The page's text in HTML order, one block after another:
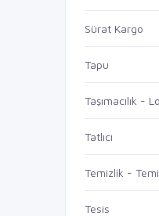
Sürat Kargo
Tapu
Taşımacılık -
Tatlıcı
Temizlik -
Tesis